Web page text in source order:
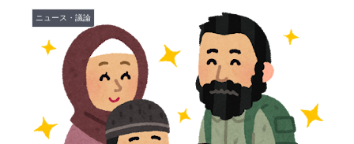
されててウケた」→結末がめっちゃおもろいｗｗｗ【タ
イ人の反応】
海外「まるでトランプ」FIFAがW杯開催都市と結んだ約
束を守らないことに海外大騒ぎ！（海外の反応）
日本人「世界のみんなは普段からタコを食べてるの？」
▶
外国人「米・ジャガイモ・パン・麺の4大主食、一生食
ニュース・議論